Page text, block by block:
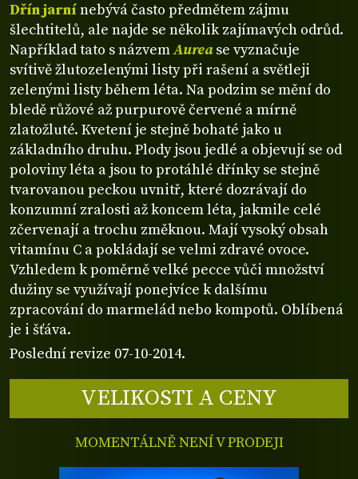
Dřín jarnínebývá často předmětem zájmu
šlechtitelů, ale najde se několik zajímavých odrůd.
Například tato s názvemAurease vyznačuje
svítivě žlutozelenými listy při rašení a světleji
zelenými listy během léta. Na podzim se mění do
bledě růžové až purpurově červené a mírně
zlatožluté. Kvetení je stejně bohaté jako u
základního druhu. Plody jsou jedlé a objevují se od
poloviny léta a jsou to protáhlé dřínky se stejně
tvarovanou peckou uvnitř, které dozrávají do
konzumní zralosti až koncem léta, jakmile celé
zčervenají a trochu změknou. Mají vysoký obsah
vitamínu C a pokládají se velmi zdravé ovoce.
Vzhledem k poměrně velké pecce vůči množství
dužiny se využívají ponejvíce k dalšímu
zpracování do marmelád nebo kompotů. Oblíbená
je i šťáva.
Poslední revize 07-10-2014.
VELIKOSTI A CENY
MOMENTÁLNĚ NENÍ V PRODEJI